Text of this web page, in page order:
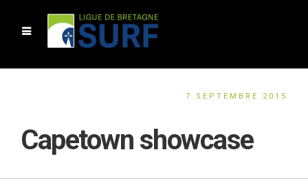
7 SEPTEMBRE 2015
Capetown showcase